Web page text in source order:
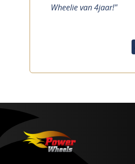
Wheelie van 4jaar!"